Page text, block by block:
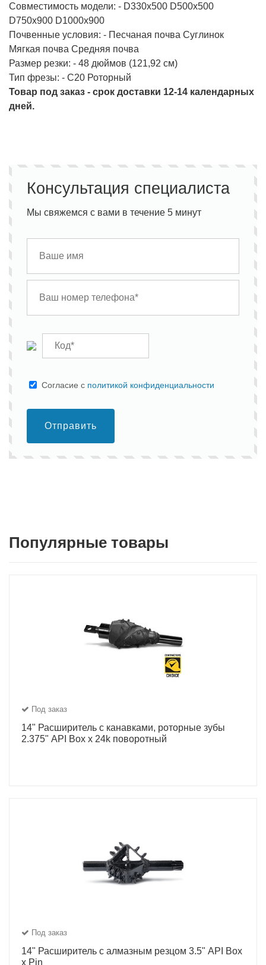
Совместимость модели: - D330x500 D500x500
D750x900 D1000x900
Почвенные условия: - Песчаная почва Суглинок
Мягкая почва Средняя почва
Размер резки: - 48 дюймов (121,92 см)
Тип фрезы: - C20 Роторный
Товар под заказ - срок доставки 12-14 календарных
дней.
Консультация специалиста
Мы свяжемся с вами в течение 5 минут
Cогласие с политикой конфиденциальности
Отправить
Популярные товары
Под заказ
14" Расширитель с канавками, роторные зубы
2.375" API Box x 24k поворотный
Под заказ
14" Расширитель с алмазным резцом 3.5" API Box
x Pin